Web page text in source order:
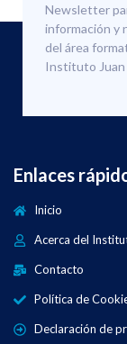
Newsletter
información y
del área
Instituto Juan
Enlaces
Inicio
Acerca del
Contacto
Política de
Declaración de